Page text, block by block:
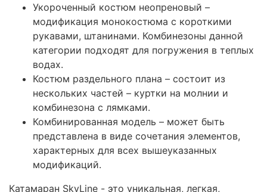
Укороченный костюм неопреновый –
модификация монокостюма с короткими
рукавами, штанинами. Комбинезоны данной
категории подходят для погружения в теплых
водах.
Костюм раздельного плана – состоит из
нескольких частей – куртки на молнии и
комбинезона с лямками.
Комбинированная модель – может быть
представлена в виде сочетания элементов,
характерных для всех вышеуказанных
модификаций.
Катамаран SkyLine - это уникальная, легкая,